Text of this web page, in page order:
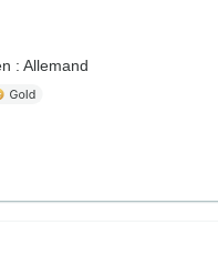
: Allemand